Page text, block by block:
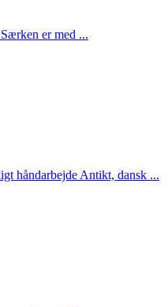
er med ...
håndarbejde Antikt, dansk ...